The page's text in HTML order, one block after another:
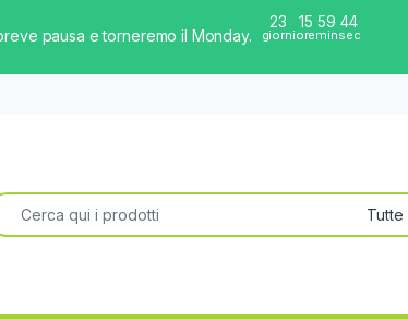
pausa e torneremo il Monday.
23
giorni
15
ore
59
min
43
sec
per: